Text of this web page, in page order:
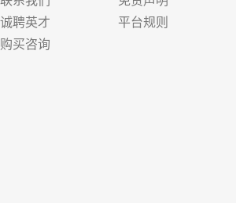
诚聘英才
购买咨询
平台规则